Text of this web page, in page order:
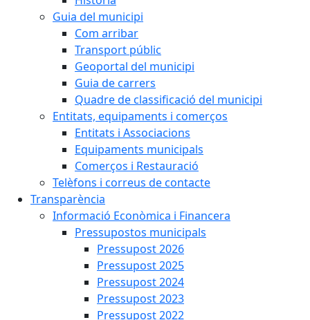
Guia del municipi
Com arribar
Transport públic
Geoportal del municipi
Guia de carrers
Quadre de classificació del municipi
Entitats, equipaments i comerços
Entitats i Associacions
Equipaments municipals
Comerços i Restauració
Telèfons i correus de contacte
Transparència
Informació Econòmica i Financera
Pressupostos municipals
Pressupost 2026
Pressupost 2025
Pressupost 2024
Pressupost 2023
Pressupost 2022